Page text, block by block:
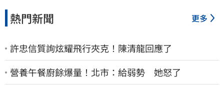
熱門新聞 更多
許忠信質詢炫耀飛行夾克！陳清龍回應了
營養午餐廚餘爆量！北市：給弱勢 她怒了